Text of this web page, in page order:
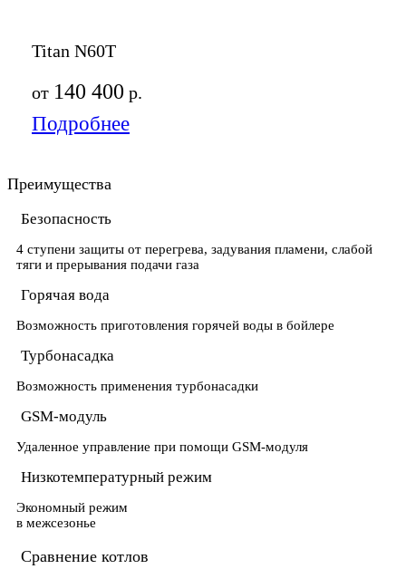
Titan N60T
от 140 400 р.
Подробнее
Преимущества
Безопасность
4 ступени защиты от перегрева, задувания пламени, слабой
тяги и прерывания подачи газа
Горячая вода
Возможность приготовления горячей воды в бойлере
Турбонасадка
Возможность применения турбонасадки
GSM-модуль
Удаленное управление при помощи GSM-модуля
Низкотемпературный режим
Экономный режим
в межсезонье
Сравнение котлов